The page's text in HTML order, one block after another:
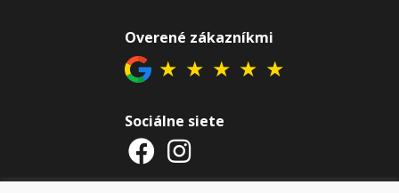
Overené zákazníkmi
★ ★ ★ ★ ★
Sociálne siete